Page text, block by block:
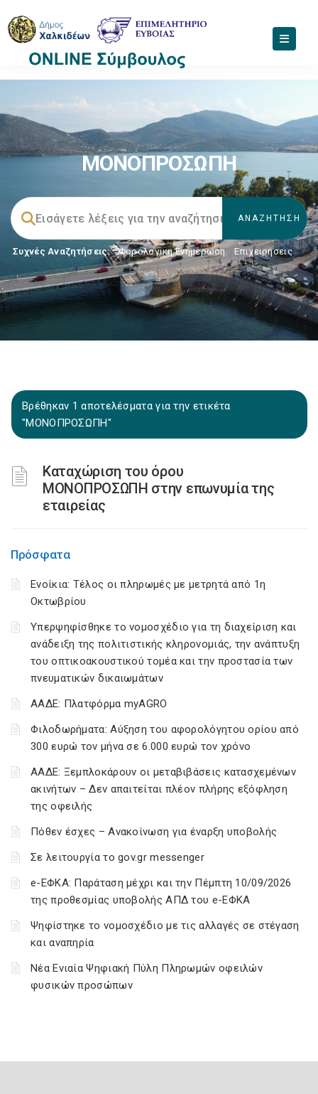
ΜΟΝΟΠΡΟΣΩΠΗ
Συχνές Αναζητήσεις: Φορολογικη Ενημέρωση, Επιχειρήσεις
Βρέθηκαν 1 αποτελέσματα για την ετικέτα
"ΜΟΝΟΠΡΟΣΩΠΗ"
Καταχώριση του όρου
ΜΟΝΟΠΡΟΣΩΠΗ στην επωνυμία της
εταιρείας
Πρόσφατα
Ενοίκια: Τέλος οι πληρωμές με μετρητά από 1η
Οκτωβρίου
Υπερψηφίσθηκε το νομοσχέδιο για τη διαχείριση και
ανάδειξη της πολιτιστικής κληρονομιάς, την ανάπτυξη
του οπτικοακουστικού τομέα και την προστασία των
πνευματικών δικαιωμάτων
ΑΑΔΕ: Πλατφόρμα myAGRO
Φιλοδωρήματα: Αύξηση του αφορολόγητου ορίου από
300 ευρώ τον μήνα σε 6.000 ευρώ τον χρόνο
ΑΑΔΕ: Ξεμπλοκάρουν οι μεταβιβάσεις κατασχεμένων
ακινήτων – Δεν απαιτείται πλέον πλήρης εξόφληση
της οφειλής
Πόθεν έσχες – Ανακοίνωση για έναρξη υποβολής
Σε λειτουργία το gov.gr messenger
e-ΕΦΚΑ: Παράταση μέχρι και την Πέμπτη 10/09/2026
της προθεσμίας υποβολής ΑΠΔ του e-ΕΦΚΑ
Ψηφίστηκε το νομοσχέδιο με τις αλλαγές σε στέγαση
και αναπηρία
Νέα Ενιαία Ψηφιακή Πύλη Πληρωμών οφειλών
φυσικών προσώπων